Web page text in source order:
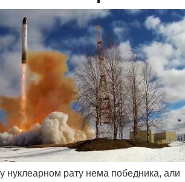
нуклеарном рату нема победника, али